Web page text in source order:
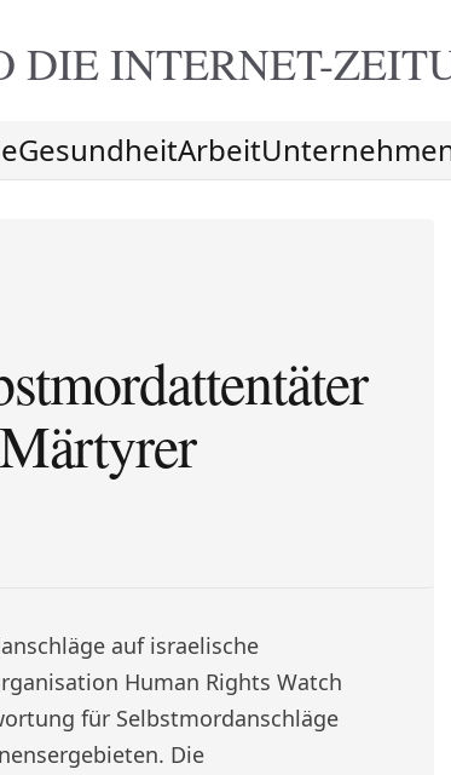
DIEINTERNET-
GesundheitArbeit
auf israelische
Human Rights Watch
für Selbstmordanschläge
Die